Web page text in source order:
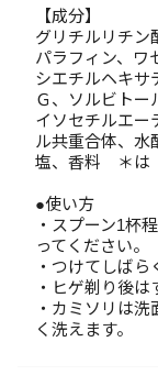
【成分】
グリチルリチン
パラフィン、ワ
シエチルヘキサ
Ｇ、ソルビトー
イソセチルエー
ル共重合体、水
塩、香料 ＊は
●使い方
・スプーン1杯
ってください。
・つけてしばら
・ヒゲ剃り後は
・カミソリは
く洗えます。